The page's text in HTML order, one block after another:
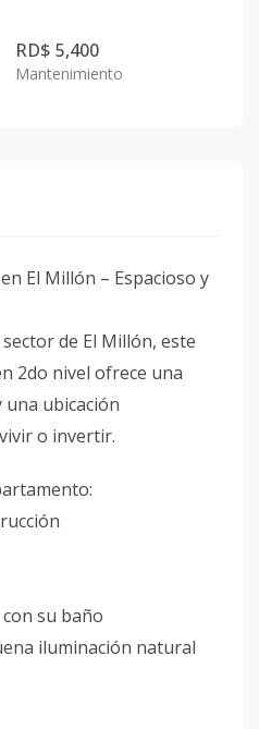
RD$ 5,400
Mantenimiento
El Millón – Espacioso y
de El Millón, este
2do nivel ofrece una
ubicación
o invertir.
su baño
iluminación natural